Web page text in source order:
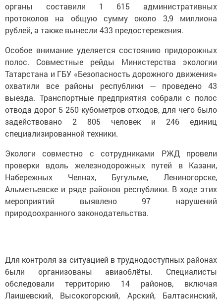
органы составили 1 615 административных
протоколов на общую сумму около 3,9 миллиона
рублей, а также вынесли 433 предостережения.
Особое внимание уделяется состоянию придорожных
полос. Совместные рейды Министерства экологии
Татарстана и ГБУ «Безопасность дорожного движения»
охватили все районы республики — проведено 43
выезда. Транспортные предприятия собрали с полос
отвода дорог 5 250 кубометров отходов, для чего было
задействовано 2 805 человек и 246 единиц
специализированной техники.
Экологи совместно с сотрудниками РЖД провели
проверки вдоль железнодорожных путей в Казани,
Набережных Челнах, Бугульме, Лениногорске,
Альметьевске и ряде районов республики. В ходе этих
мероприятий выявлено 97 нарушений
природоохранного законодательства.
Для контроля за ситуацией в труднодоступных районах
были организованы авиаоблёты. Специалисты
обследовали территорию 14 районов, включая
Лаишевский, Высокогорский, Арский, Балтасинский,